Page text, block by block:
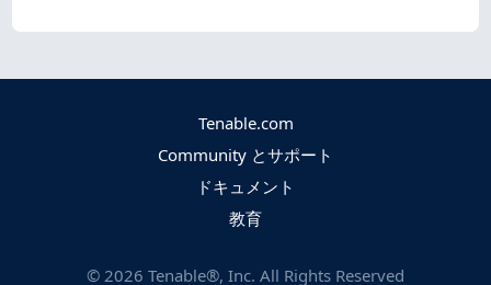
Tenable.com
Community とサポート
ドキュメント
教育
© 2026 Tenable®, Inc. All Rights Reserved